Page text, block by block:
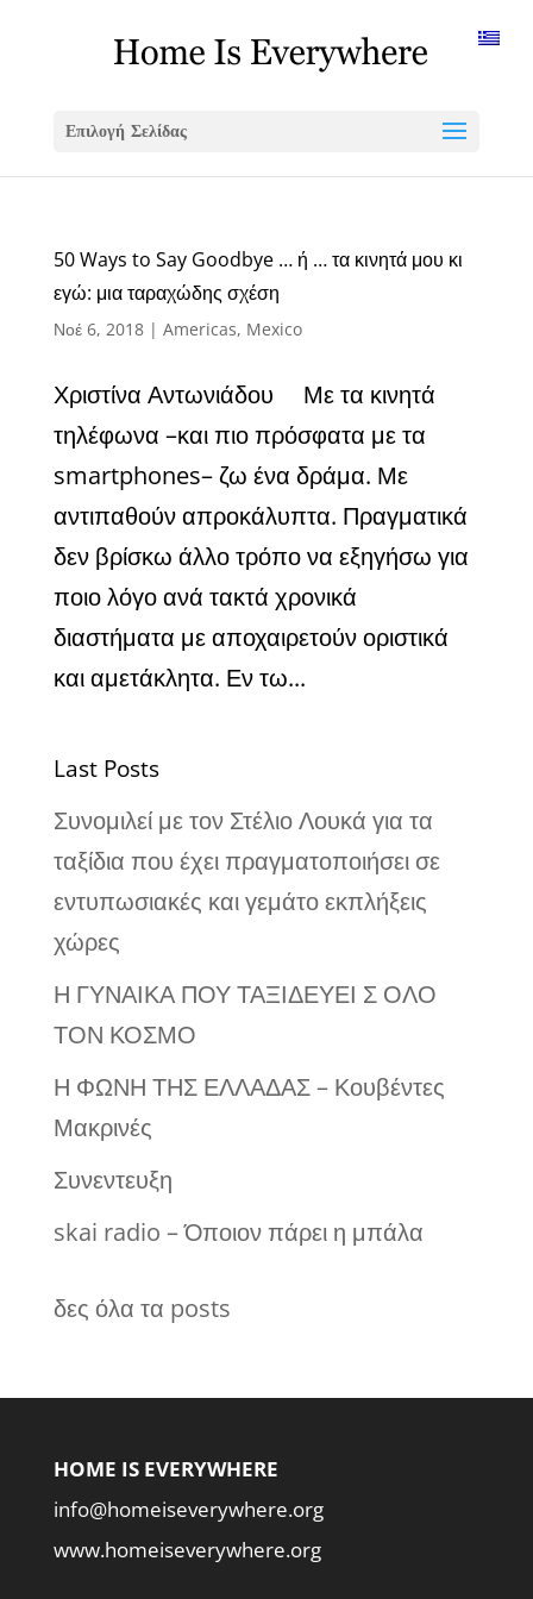
Επιλογή Σελίδας
50 Ways to Say Goodbye … ή … τα κινητά μου κι
εγώ: μια ταραχώδης σχέση
Νοέ 6, 2018| Americas, Mexico
Χριστίνα Αντωνιάδου Με τα κινητά
τηλέφωνα –και πιο πρόσφατα με τα
smartphones– ζω ένα δράμα. Με
αντιπαθούν απροκάλυπτα. Πραγματικά
δεν βρίσκω άλλο τρόπο να εξηγήσω για
ποιο λόγο ανά τακτά χρονικά
διαστήματα με αποχαιρετούν οριστικά
και αμετάκλητα. Εν τω...
Last Posts
Συνομιλεί με τον Στέλιο Λουκά για τα
ταξίδια που έχει πραγματοποιήσει σε
εντυπωσιακές και γεμάτο εκπλήξεις
χώρες
Η ΓΥΝΑΙΚΑ ΠΟΥ ΤΑΞΙΔΕΥΕΙ Σ ΟΛΟ
ΤΟΝ ΚΟΣΜΟ
Η ΦΩΝΗ ΤΗΣ ΕΛΛΑΔΑΣ – Κουβέντες
Μακρινές
Συνεντευξη
skai radio – Όποιον πάρει η μπάλα
δες όλα τα posts
HOME IS EVERYWHERE
info@homeiseverywhere.org
www.homeiseverywhere.org